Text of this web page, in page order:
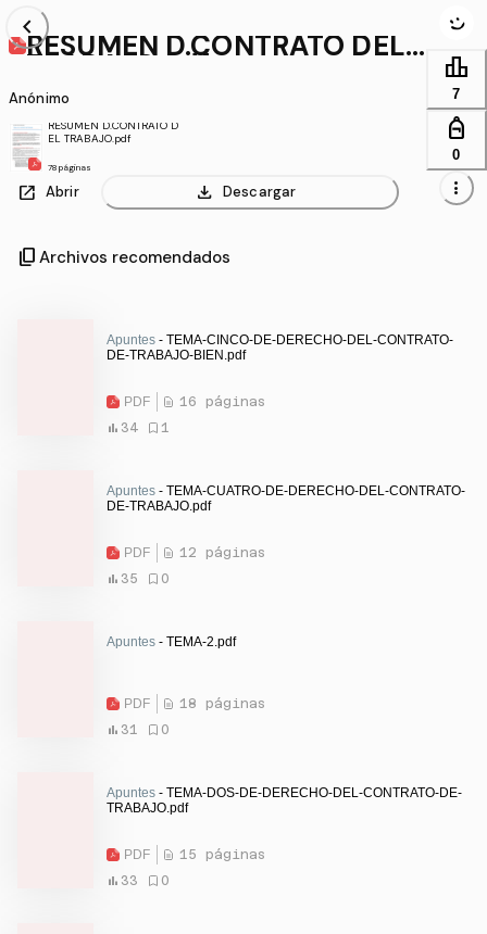
chevron_left
RESUMEN D.CONTRATO DEL
TRABAJO.pdf
Anónimo
RESUMEN D.CONTRATO D
EL TRABAJO.pdf
78 páginas
open_in_new Abrir download Descargar
leaderboard
7
personal_bag
0
more_vert
content_copy Archivos recomendados
Apuntes - TEMA-CINCO-DE-DERECHO-DEL-CONTRATO-
DE-TRABAJO-BIEN.pdf
PDF
16 páginas
34
1
Apuntes - TEMA-CUATRO-DE-DERECHO-DEL-CONTRATO-
DE-TRABAJO.pdf
PDF
12 páginas
35
0
Apuntes - TEMA-2.pdf
PDF
18 páginas
31
0
Apuntes - TEMA-DOS-DE-DERECHO-DEL-CONTRATO-DE-
TRABAJO.pdf
PDF
15 páginas
33
0